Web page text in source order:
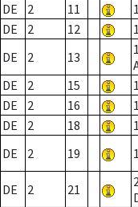
DE
2 11
DE
2 12
DE
2 13
DE
2 15
DE
2 16
DE
2 18
DE
2 19
DE 2 21